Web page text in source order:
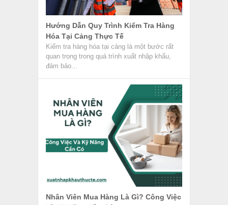
Nhân Viên Mua Hàng Là Gì? Công Việc
Và Kỹ Năng Cần Có
Nhân viên mua hàng là gì? Đây là vị trí quan
trọng trong các công ty xuất nhập khẩu,